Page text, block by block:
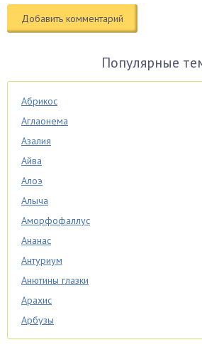
Популярные
Абрикос
Аглаонема
Азалия
Айва
Алоэ
Алыча
Аморфофаллус
Ананас
Антуриум
Анютины глазки
Арахис
Арбузы
Аспарагус